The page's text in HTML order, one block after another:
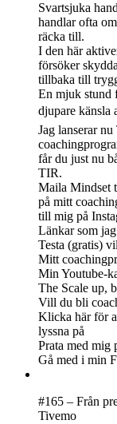
Svartsjuka
handlar ofta
räcka till.
I den här
försöker
tillbaka till
En mjuk stund
djupare känsla
Jag lanserar
får du just nu
TIR.
Maila Mindset
på mitt
till mig på
Länkar som
Testa (gratis)
Mitt
Min Youtube-
The Scale up,
Vill du bli
Klicka här för
lyssna på
Prata med mig
Gå med i min
#165 – Från
Tivemo